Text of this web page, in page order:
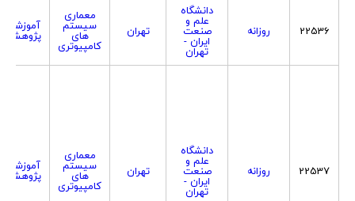
22536 روزانه
دانشگاه
علم و
صنعت
ایران -
تهران
تهران
معماری
سیستم
های
کامپیوتری
آموزشی
پژوهشی
22537 روزانه
دانشگاه
علم و
صنعت
ایران -
تهران
تهران
معماری
سیستم
های
کامپیوتری
آموزشی
پژوهشی